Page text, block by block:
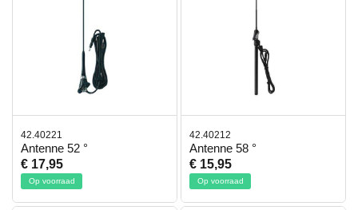
42.40221
Antenne 52 °
€ 17,95
Op voorraad
42.40212
Antenne 58 °
€ 15,95
Op voorraad